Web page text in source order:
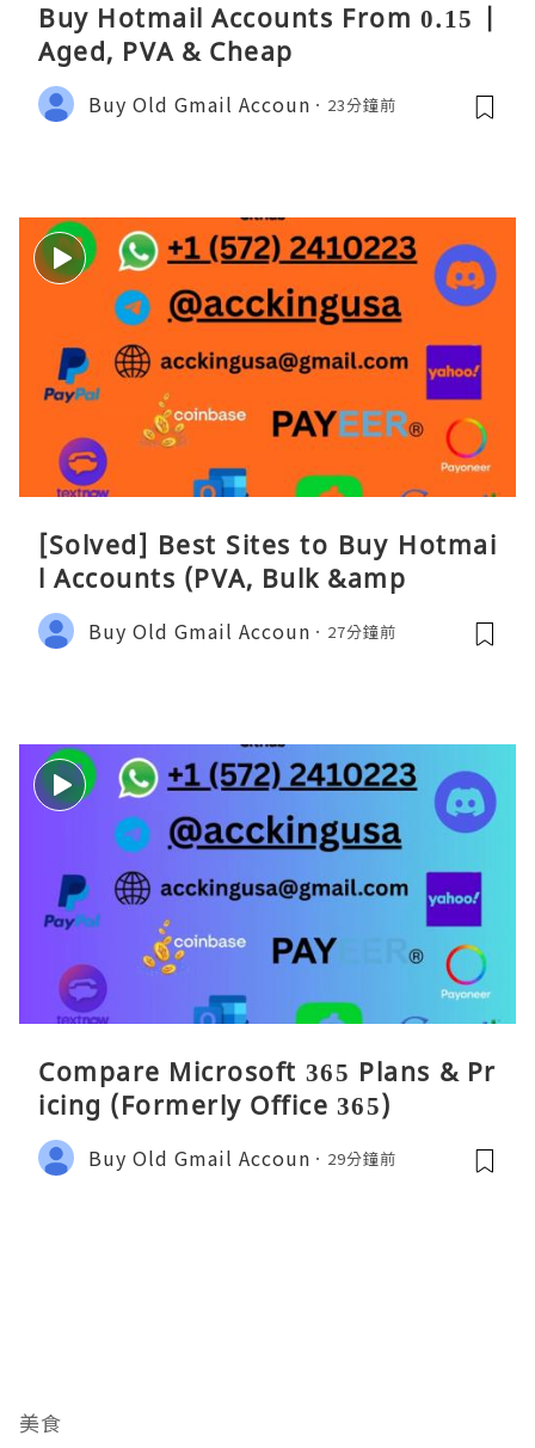
Buy Hotmail Accounts From 0.15 |
Aged, PVA & Cheap
Buy Old Gmail Accoun 23分鐘前
[Solved] Best Sites to Buy Hotmai
l Accounts (PVA, Bulk &amp
Buy Old Gmail Accoun 27分鐘前
Compare Microsoft 365 Plans & Pr
icing (Formerly Office 365)
Buy Old Gmail Accoun 29分鐘前
美食